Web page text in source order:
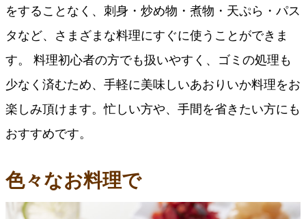
をすることなく、刺身・炒め物・煮物・天ぷら・パス
タなど、さまざまな料理にすぐに使うことができま
す。 料理初心者の方でも扱いやすく、ゴミの処理も
少なく済むため、手軽に美味しいあおりいか料理をお
楽しみ頂けます。忙しい方や、手間を省きたい方にも
おすすめです。
色々なお料理で